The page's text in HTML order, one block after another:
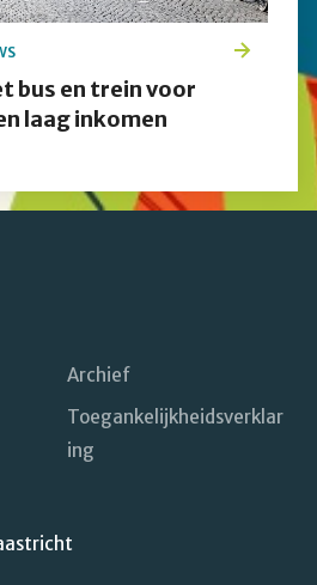
bus en trein voor
laag inkomen
Archief
Toegankelijkheidsverklar
ing